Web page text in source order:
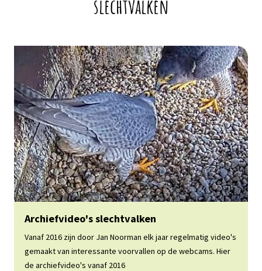
slechtvalken
Lees meer
Archiefvideo's slechtvalken
Vanaf 2016 zijn door Jan Noorman elk jaar regelmatig video's
gemaakt van interessante voorvallen op de webcams. Hier
de archiefvideo's vanaf 2016